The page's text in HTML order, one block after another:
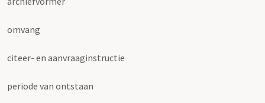
omvang
citeer- en aanvraaginstructie
periode van ontstaan